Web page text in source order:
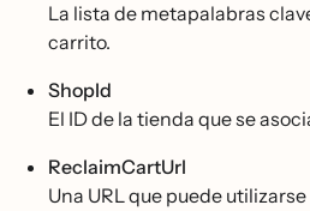
La lista de metapalabras
carrito.
ShopId
El ID de la tienda que se
ReclaimCartUrl
Una URL que puede